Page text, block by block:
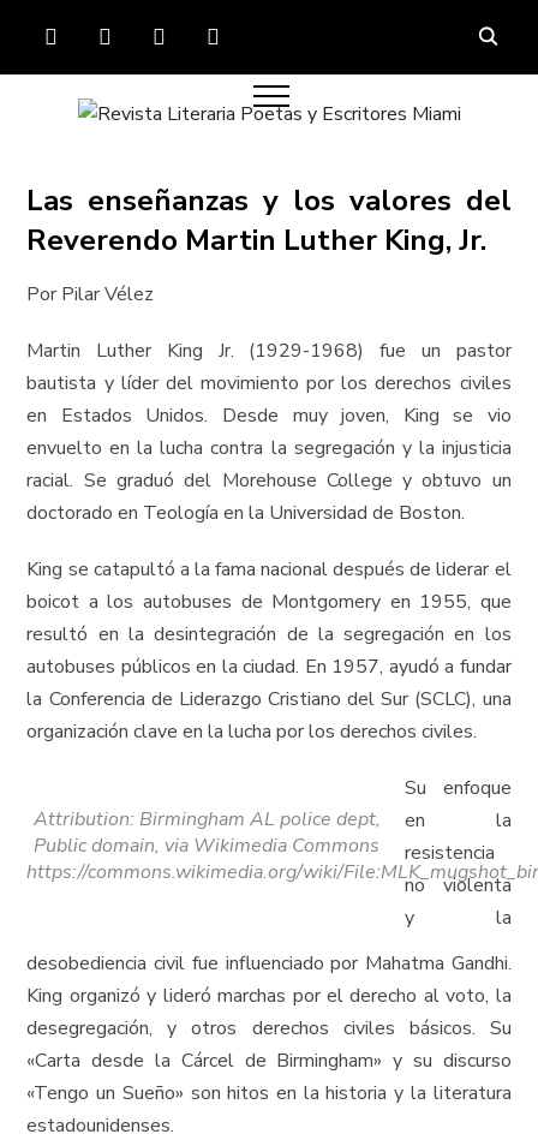
FACEBOOKTWITTERINSTAGRAMYOUTUBE
Las enseñanzas y los valores del
Reverendo Martin Luther King, Jr.
Por Pilar Vélez
Martin Luther King Jr. (1929-1968) fue un pastor
bautista y líder del movimiento por los derechos civiles
en Estados Unidos. Desde muy joven, King se vio
envuelto en la lucha contra la segregación y la injusticia
racial. Se graduó del Morehouse College y obtuvo un
doctorado en Teología en la Universidad de Boston.
King se catapultó a la fama nacional después de liderar el
boicot a los autobuses de Montgomery en 1955, que
resultó en la desintegración de la segregación en los
autobuses públicos en la ciudad. En 1957, ayudó a fundar
la Conferencia de Liderazgo Cristiano del Sur (SCLC), una
organización clave en la lucha por los derechos civiles.
Attribution: Birmingham AL police dept,
Public domain, via Wikimedia Commons
https://commons.wikimedia.org/wiki/
Su enfoque
en la
resistencia
no violenta
y la
desobediencia civil fue influenciado por Mahatma Gandhi.
King organizó y lideró marchas por el derecho al voto, la
desegregación, y otros derechos civiles básicos. Su
«Carta desde la Cárcel de Birmingham» y su discurso
«Tengo un Sueño» son hitos en la historia y la literatura
estadounidenses.